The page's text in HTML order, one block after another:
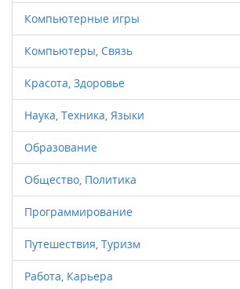
Компьютерные игры
Компьютеры, Связь
Красота, Здоровье
Наука, Техника, Языки
Образование
Общество, Политика
Программирование
Путешествия, Туризм
Работа, Карьера